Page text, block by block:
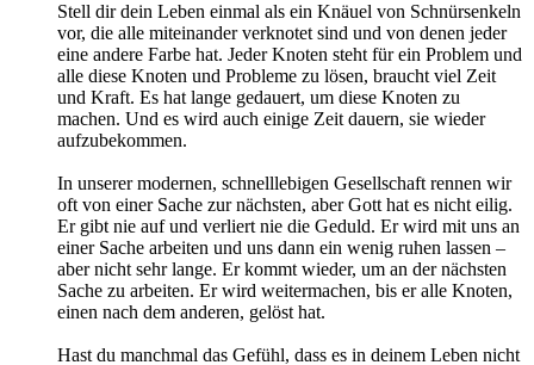
Stell dir dein Leben einmal als ein Knäuel von Schnürsenkeln
vor, die alle miteinander verknotet sind und von denen jeder
eine andere Farbe hat. Jeder Knoten steht für ein Problem und
alle diese Knoten und Probleme zu lösen, braucht viel Zeit
und Kraft. Es hat lange gedauert, um diese Knoten zu
machen. Und es wird auch einige Zeit dauern, sie wieder
aufzubekommen.
In unserer modernen, schnelllebigen Gesellschaft rennen wir
oft von einer Sache zur nächsten, aber Gott hat es nicht eilig.
Er gibt nie auf und verliert nie die Geduld. Er wird mit uns an
einer Sache arbeiten und uns dann ein wenig ruhen lassen –
aber nicht sehr lange. Er kommt wieder, um an der nächsten
Sache zu arbeiten. Er wird weitermachen, bis er alle Knoten,
einen nach dem anderen, gelöst hat.
Hast du manchmal das Gefühl, dass es in deinem Leben nicht